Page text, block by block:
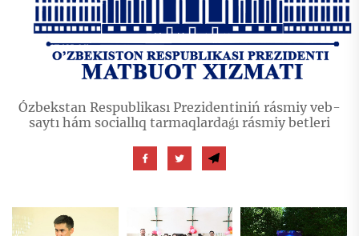
Ózbekstan Respublikası Prezidentiniń rásmiy veb-
saytı hám sociallıq tarmaqlardaǵı rásmiy betleri